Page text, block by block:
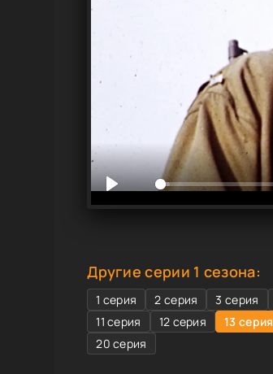
Другие серии 1 сезона:
1 серия 2 серия 3 серия
11 серия
12 серия 13 серия
20 серия